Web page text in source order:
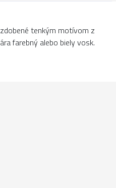
tenkým motívom z
farebný alebo biely vosk.